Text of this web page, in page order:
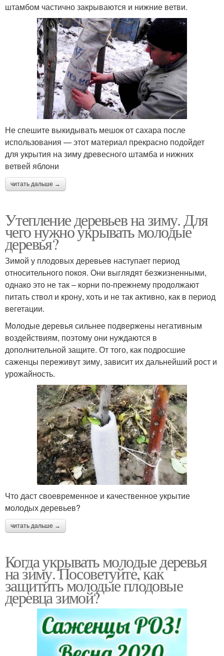
штамбом частично закрываются и нижние ветви.
Не спешите выкидывать мешок от сахара после
использования — этот материал прекрасно подойдет
для укрытия на зиму древесного штамба и нижних
ветвей яблони
читать дальше →
Утепление деревьев на зиму. Для
чего нужно укрывать молодые
деревья?
Зимой у плодовых деревьев наступает период
относительного покоя. Они выглядят безжизненными,
однако это не так – корни по-прежнему продолжают
питать ствол и крону, хоть и не так активно, как в период
вегетации.
Молодые деревья сильнее подвержены негативным
воздействиям, поэтому они нуждаются в
дополнительной защите. От того, как подросшие
саженцы переживут зиму, зависит их дальнейший рост и
урожайность.
Что даст своевременное и качественное укрытие
молодых деревьев?
читать дальше →
Когда укрывать молодые деревья
на зиму. Посоветуйте, как
защитить молодые плодовые
деревца зимой?